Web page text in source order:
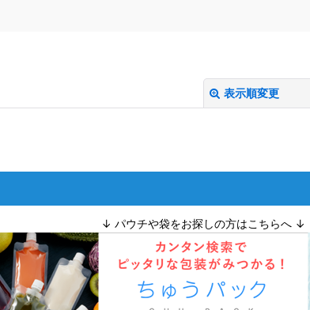
表示順変更
絞り込む
↓ パウチや袋をお探しの方はこちらへ ↓